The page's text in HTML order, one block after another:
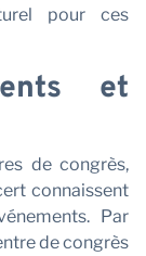
pour ces
et
de congrès,
connaissent
Par
de congrès